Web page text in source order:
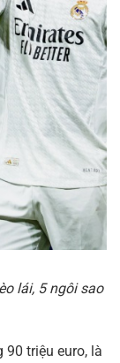
lái, 5 ngôi sao
90 triệu euro, là